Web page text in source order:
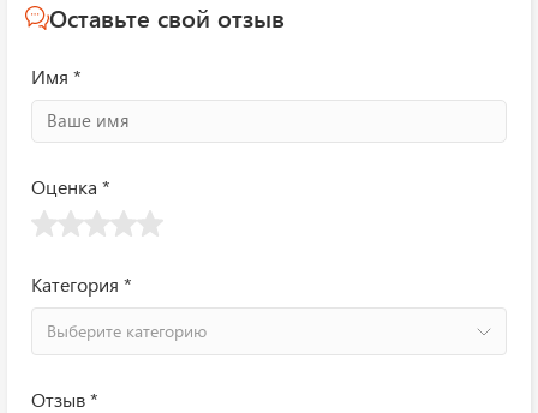
Оставьте свой отзыв
Имя *
Оценка *
Категория *
Выберите категорию
Отзыв *